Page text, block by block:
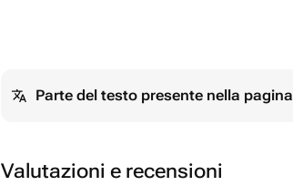
Parte del testo presente nella
Valutazioni e recensioni